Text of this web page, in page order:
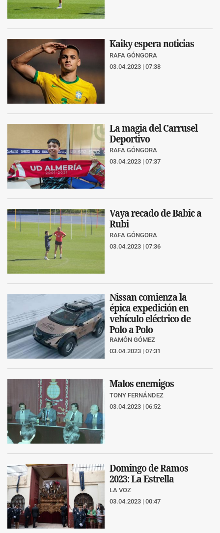
Kaiky espera noticias
RAFA GÓNGORA
03.04.2023 | 07:38
La magia del Carrusel
Deportivo
RAFA GÓNGORA
03.04.2023 | 07:37
Vaya recado de Babic a
Rubi
RAFA GÓNGORA
03.04.2023 | 07:36
Nissan comienza la
épica expedición en
vehículo eléctrico de
Polo a Polo
RAMÓN GÓMEZ
03.04.2023 | 07:31
Malos enemigos
TONY FERNÁNDEZ
03.04.2023 | 06:52
Domingo de Ramos
2023: La Estrella
LA VOZ
03.04.2023 | 00:47